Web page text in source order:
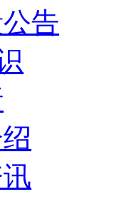
告